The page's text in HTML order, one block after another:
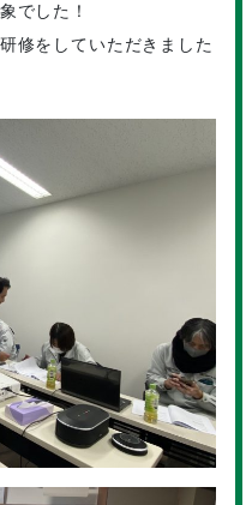
でした！
修をしていただきました